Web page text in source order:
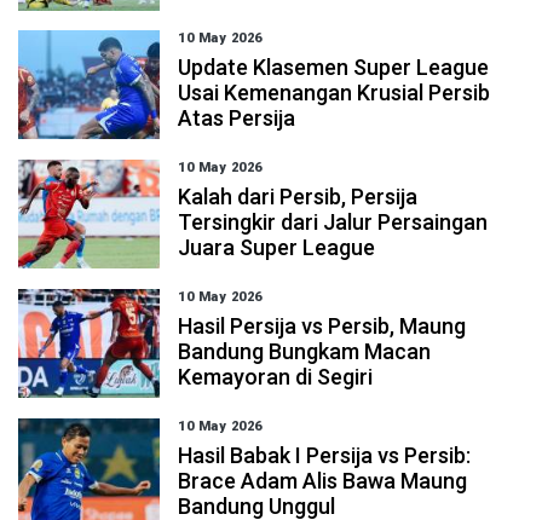
10 May 2026
Update Klasemen Super League
Usai Kemenangan Krusial Persib
Atas Persija
10 May 2026
Kalah dari Persib, Persija
Tersingkir dari Jalur Persaingan
Juara Super League
10 May 2026
Hasil Persija vs Persib, Maung
Bandung Bungkam Macan
Kemayoran di Segiri
10 May 2026
Hasil Babak I Persija vs Persib:
Brace Adam Alis Bawa Maung
Bandung Unggul